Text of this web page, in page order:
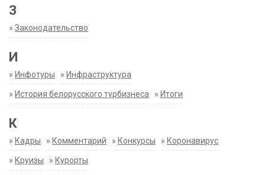
З
» Законодательство
И
» Инфотуры » Инфраструктура
» История белорусского турбизнеса » Итоги
К
» Кадры » Комментарий » Конкурсы » Коронавирус
» Круизы » Курорты